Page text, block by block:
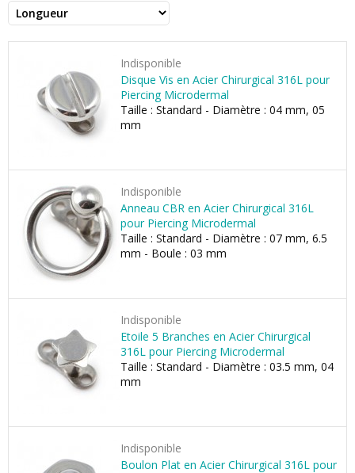
Indisponible
Disque Vis en Acier Chirurgical 316L pour
Piercing Microdermal
Taille : Standard - Diamètre : 04 mm, 05
mm
Indisponible
Anneau CBR en Acier Chirurgical 316L
pour Piercing Microdermal
Taille : Standard - Diamètre : 07 mm, 6.5
mm - Boule : 03 mm
Indisponible
Etoile 5 Branches en Acier Chirurgical
316L pour Piercing Microdermal
Taille : Standard - Diamètre : 03.5 mm, 04
mm
Indisponible
Boulon Plat en Acier Chirurgical 316L pour